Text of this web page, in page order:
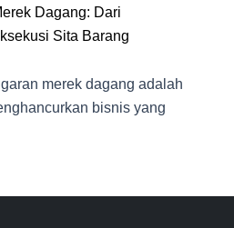
Dagang: Dari
Sita Barang
merek dagang adalah
bisnis yang